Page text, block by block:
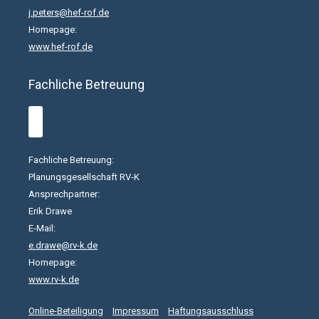
j.peters@hef-rof.de
Homepage:
www.hef-rof.de
Fachliche Betreuung
Fachliche Betreuung:
Planungsgesellschaft RV-K
Ansprechpartner:
Erik Drawe
E-Mail:
e.drawe@rv-k.de
Homepage:
www.rv-k.de
Online-Beteiligung Impressum
Haftungsausschluss